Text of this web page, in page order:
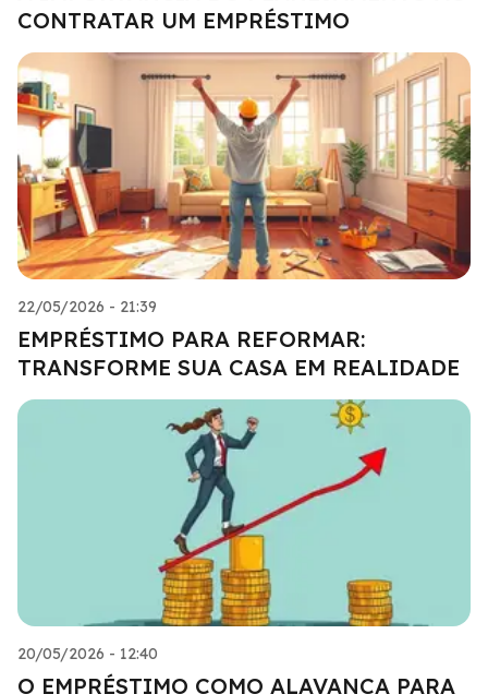
CONTRATAR UM EMPRÉSTIMO
22/05/2026 - 21:39
EMPRÉSTIMO PARA REFORMAR:
TRANSFORME SUA CASA EM REALIDADE
20/05/2026 - 12:40
O EMPRÉSTIMO COMO ALAVANCA PARA